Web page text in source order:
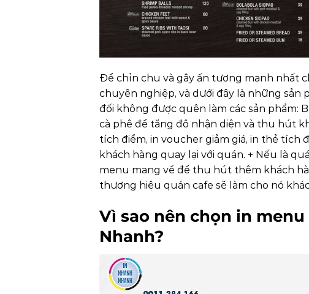
Để chỉn chu và gây ấn tượng mạnh nhất
chuyên nghiệp, và dưới đây là những sản
đối không được quên làm các sản phẩm:
cà phê để tăng độ nhận diện và thu hút
tích điểm, in voucher giảm giá, in thẻ tích
khách hàng quay lại với quán. + Nếu là
menu mang về để thu hút thêm khách
thương hiệu quán cafe sẽ làm cho nó
Vì sao nên chọn in
Nhanh?